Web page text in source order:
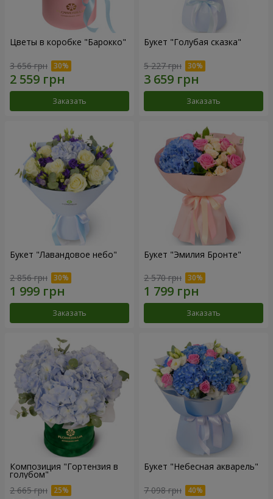
Цветы в коробке "Барокко"
3 656 грн
Заказать
Букет "Голубая сказка"
5 227 грн
Заказать
Букет "Лавандовое небо"
2 856 грн
Заказать
Букет "Эмилия Бронте"
2 570 грн
Заказать
Композиция "Гортензия в
голубом"
2 665 грн
Букет "Небесная акварель"
7 098 грн